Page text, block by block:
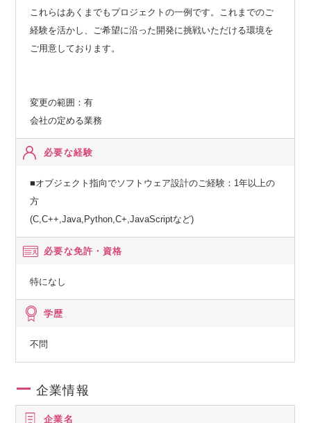
これらはあくまでもプロジェクトの一例です。これまでのご
経験を活かし、ご希望に沿った開発に挑戦いただける環境を
ご用意しております。
変更の範囲：有
会社の定める業務
必要な経験
■オブジェクト指向でソフトウェア設計のご経験：1年以上の
方
(C,C++,Java,Python,C+,JavaScriptなど)
必要な免許・資格
特になし
学歴
不問
企業情報
企業名